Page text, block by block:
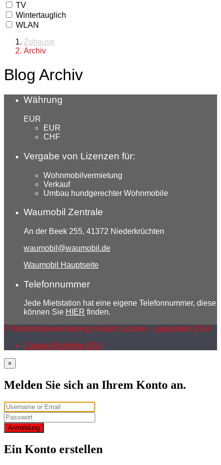
TV
Wintertauglich
WLAN
Zuhause
Archiv
Blog Archiv
Währung
EUR
EUR
CHF
Vergabe von Lizenzen für:
Wohnmobilvermietung
Verkauf
Umbau hundgerechter Wohnmobile
Waumobil Zentrale
An der Beek 255, 41372 Niederkrüchten
waumobil@waumobil.de
Waumobil Hauptseite
Telefonnummer
Jede Mietstation hat eine eigene Telefonnummer, diese
können Sie HIER finden.
© Wohnmobilvermietung Hubert Lechner – gegründet 2014
Cookie-Richtlinie (EU)
×
Melden Sie sich an Ihrem Konto an.
Anmeldung
Ein Konto erstellen